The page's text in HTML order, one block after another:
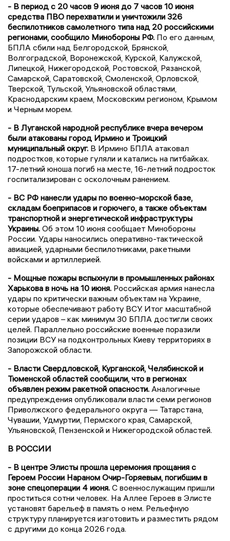
- В период с 20 часов 9 июня до 7 часов 10 июня
средства ПВО перехватили и уничтожили 326
беспилотников самолетного типа над 20 российскими
регионами, сообщило Минобороны РФ. По его данным,
БПЛА сбили над Белгородской, Брянской,
Волгоградской, Воронежской, Курской, Калужской,
Липецкой, Нижегородской, Ростовской, Рязанской,
Самарской, Саратовской, Смоленской, Орловской,
Тверской, Тульской, Ульяновской областями,
Краснодарским краем, Московским регионом, Крымом
и Черным морем.
- В Луганской народной республике вчера вечером
были атакованы город Ирмино и Троицкий
муниципальный округ. В Ирмино БПЛА атаковал
подростков, которые гуляли и катались на питбайках.
17-летний юноша погиб на месте, 16-летний подросток
госпитализирован с осколочным ранением.
- ВС РФ нанесли удары по военно-морской базе,
складам боеприпасов и горючего, а также объектам
транспортной и энергетической инфраструктуры
Украины. Об этом 10 июня сообщает Минобороны
России. Удары наносились оперативно-тактической
авиацией, ударными беспилотниками, ракетными
войсками и артиллерией.
- Мощные пожары вспыхнули в промышленных районах
Харькова в ночь на 10 июня. Российская армия нанесла
удары по критически важным объектам на Украине,
которые обеспечивают работу ВСУ. Итог масштабной
серии ударов – как минимум 30 БПЛА достигли своих
целей. Параллельно российские военные поразили
позиции ВСУ на подконтрольных Киеву территориях в
Запорожской области.
- Власти Свердловской, Курганской, Челябинской и
Тюменской областей сообщили, что в регионах
объявлен режим ракетной опасности. Аналогичные
предупреждения опубликовали власти семи регионов
Приволжского федерального округа — Татарстана,
Чувашии, Удмуртии, Пермского края, Самарской,
Ульяновской, Пензенской и Нижегородской областей.
В РОССИИ
- В центре Элисты прошла церемония прощания с
Героем России Нараном Очир-Горяевым, погибшим в
зоне спецоперации 4 июня. С военнослужащим пришли
проститься сотни человек. На Аллее Героев в Элисте
установят барельеф в память о нем. Рельефную
структуру планируется изготовить и разместить рядом
с другими до конца 2026 года.